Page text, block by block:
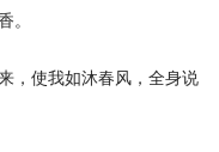
。
，使我如沐春风，全身说